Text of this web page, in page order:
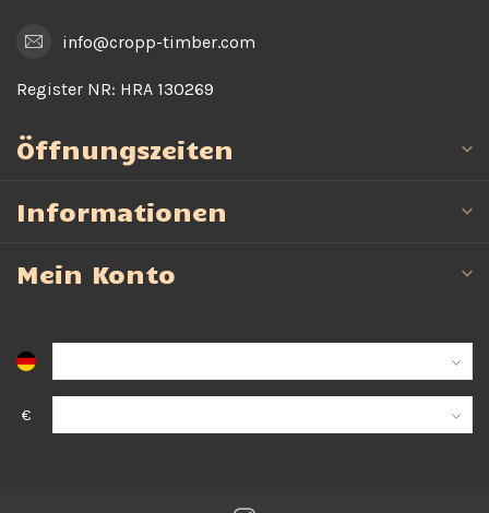
info@cropp-timber.com
Register NR: HRA 130269
Öffnungszeiten
Informationen
Mein Konto
€